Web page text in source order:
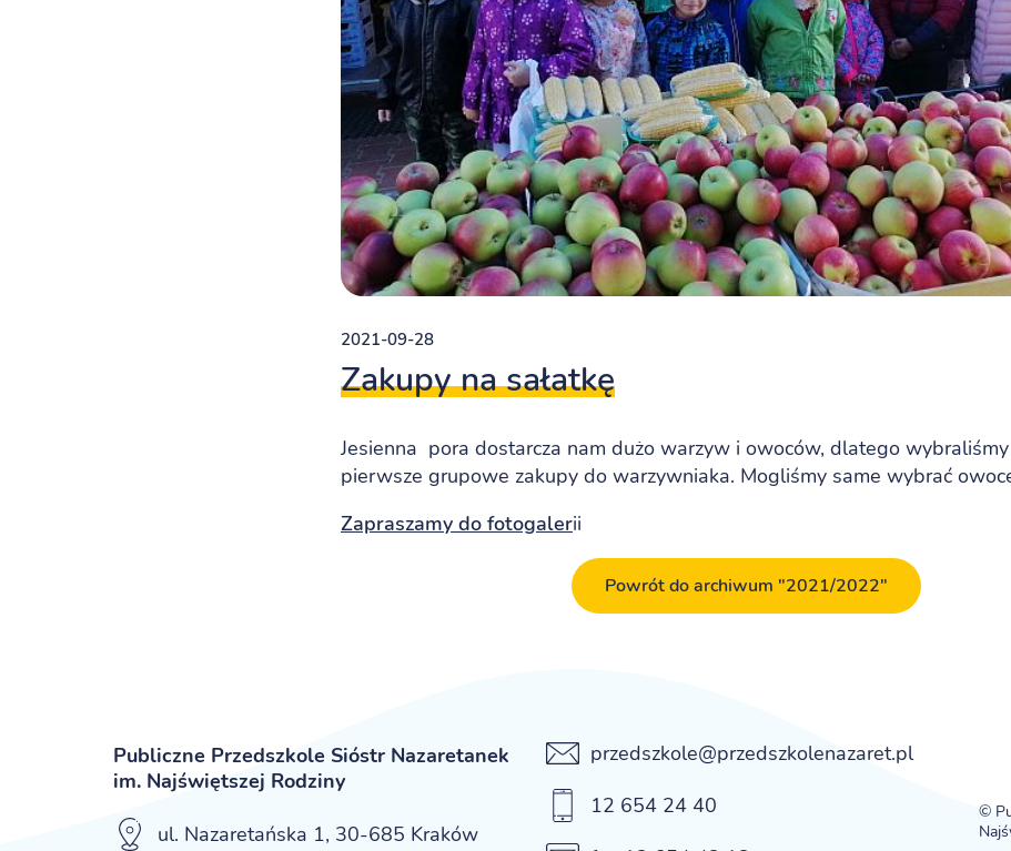
2021-09-28
Zakupy na sałatkę
Jesienna pora dostarcza nam dużo warzyw i owoców, dlatego
pierwsze grupowe zakupy do warzywniaka. Mogliśmy same wybrać
Zapraszamy do fotogalerii
Powrót do archiwum "2021/2022"
Publiczne Przedszkole Sióstr Nazaretanek
im. Najświętszej Rodziny
ul. Nazaretańska 1, 30-685 Kraków
przedszkole@przedszkolenazaret.pl
12 654 24 40
©